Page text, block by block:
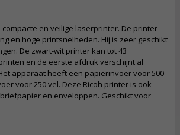
compacte en veilige laserprinter. De printer
en hoge printsnelheden. Hij is zeer geschikt
De zwart-wit printer kan tot 43
en de eerste afdruk verschijnt al
apparaat heeft een papierinvoer voor 500
voor 250 vel. Deze Ricoh printer is ook
en enveloppen. Geschikt voor